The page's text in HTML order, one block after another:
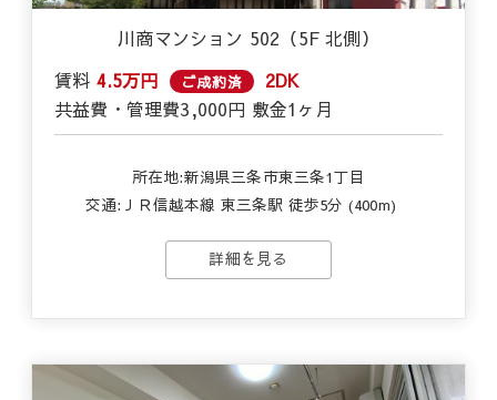
川商マンション 502（5F 北側）
賃料 4.5万円 ご成約済
2DK
共益費・管理費3,000円 敷金1ヶ月
所在地:新潟県三条市東三条1丁目
交通: ＪＲ信越本線 東三条駅 徒歩5分 (400m)
詳細を見る